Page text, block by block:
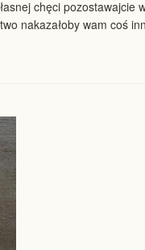
chęci
nakazałoby wam coś